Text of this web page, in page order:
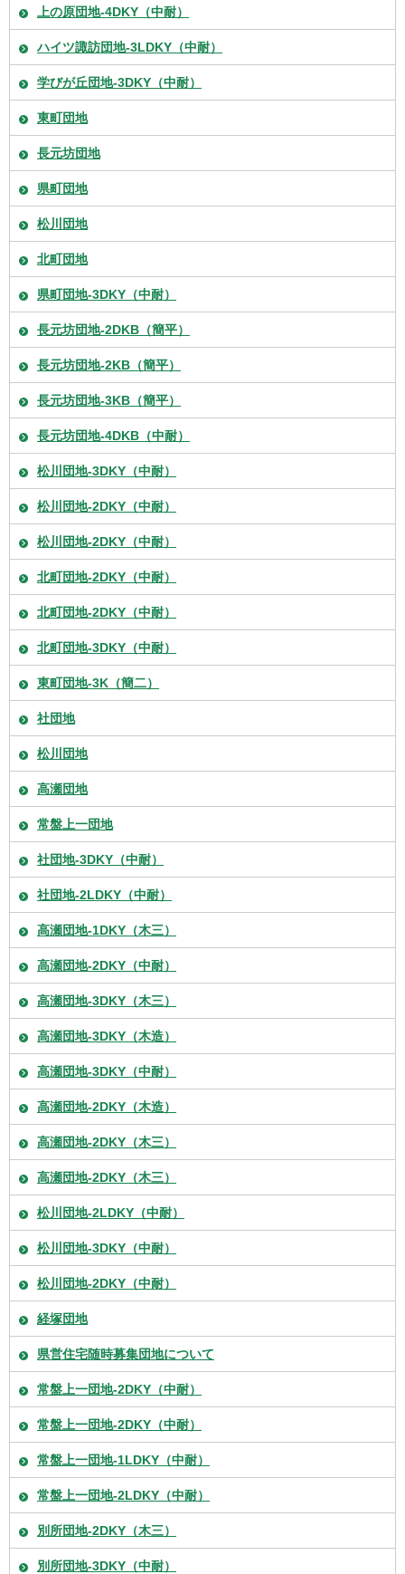
上の原団地-4DKY（中耐）
ハイツ諏訪団地-3LDKY（中耐）
学びが丘団地-3DKY（中耐）
東町団地
長元坊団地
県町団地
松川団地
北町団地
県町団地-3DKY（中耐）
長元坊団地-2DKB（簡平）
長元坊団地-2KB（簡平）
長元坊団地-3KB（簡平）
長元坊団地-4DKB（中耐）
松川団地-3DKY（中耐）
松川団地-2DKY（中耐）
松川団地-2DKY（中耐）
北町団地-2DKY（中耐）
北町団地-2DKY（中耐）
北町団地-3DKY（中耐）
東町団地-3K（簡二）
社団地
松川団地
高瀬団地
常盤上一団地
社団地-3DKY（中耐）
社団地-2LDKY（中耐）
高瀬団地-1DKY（木三）
高瀬団地-2DKY（中耐）
高瀬団地-3DKY（木三）
高瀬団地-3DKY（木造）
高瀬団地-3DKY（中耐）
高瀬団地-2DKY（木造）
高瀬団地-2DKY（木三）
高瀬団地-2DKY（木三）
松川団地-2LDKY（中耐）
松川団地-3DKY（中耐）
松川団地-2DKY（中耐）
経塚団地
県営住宅随時募集団地について
常盤上一団地-2DKY（中耐）
常盤上一団地-2DKY（中耐）
常盤上一団地-1LDKY（中耐）
常盤上一団地-2LDKY（中耐）
別所団地-2DKY（木三）
別所団地-3DKY（中耐）